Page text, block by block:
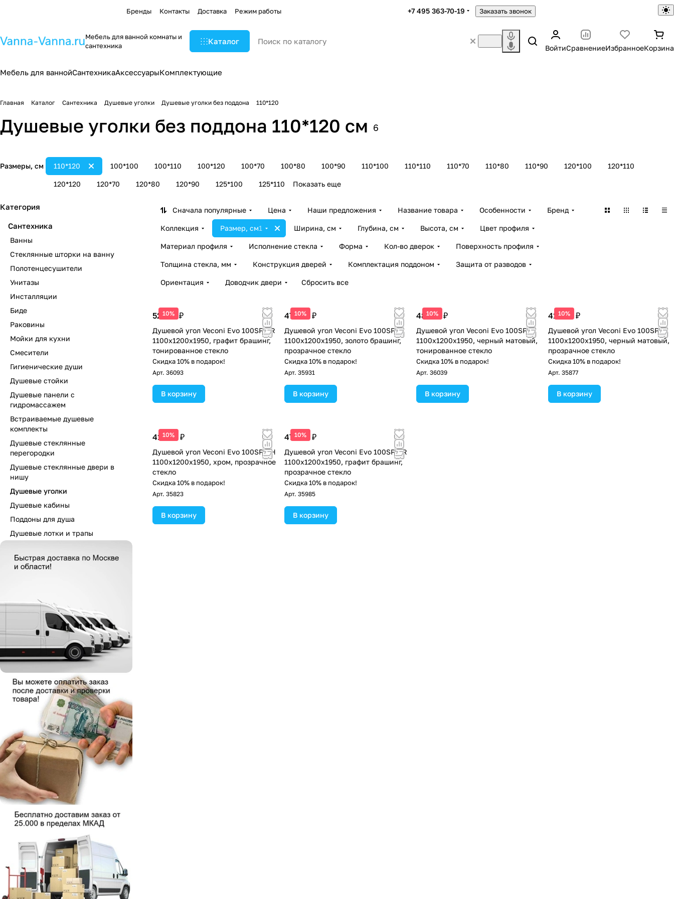
Бренды Контакты Доставка Режим работы +7 495 363-70-19 Заказать звонок
Мебель для ванной комнаты и
сантехника
Каталог
ВойтиСравнениеИзбранноеКорзина
Мебель для ваннойСантехникаАксессуарыКомплектующие
Главная Каталог Сантехника Душевые уголки Душевые уголки без поддона 110*120
Душевые уголки без поддона 110*120 см 6
Размеры, см 100*100 100*110 100*120 100*70 100*80 100*90 110*100 110*110
110*120 110*70 110*80 110*90 120*100 120*110
120*120 120*70 120*80 120*90 125*100 125*110 Показать еще
Сначала популярные Цена Наши предложения Название товара Особенности Бренд
Коллекция Размер, см1 Ширина, см Глубина, см Высота, см Цвет профиля
Материал профиля Исполнение стекла Форма Кол-во дверок Поверхность профиля
Толщина стекла, мм Конструкция дверей Комплектация поддоном Защита от разводов
Ориентация Доводчик двери Сбросить все
10%
52 671 ₽
Душевой угол Veconi Evo 100SP GR
1100х1200x1950, графит брашинг,
тонированное стекло
Скидка 10% в подарок!
Арт. 36093
В корзину
10%
47 146 ₽
Душевой угол Veconi Evo 100SP G
1100х1200x1950, золото брашинг,
прозрачное стекло
Скидка 10% в подарок!
Арт. 35931
В корзину
10%
48 715 ₽
Душевой угол Veconi Evo 100SP B
1100х1200x1950, черный матовый,
тонированное стекло
Скидка 10% в подарок!
Арт. 36039
В корзину
10%
41 653 ₽
Душевой угол Veconi Evo 100SP B
1100х1200x1950, черный матовый,
прозрачное стекло
Скидка 10% в подарок!
Арт. 35877
В корзину
10%
41 653 ₽
Душевой угол Veconi Evo 100SP CH
1100х1200x1950, хром, прозрачное
стекло
Скидка 10% в подарок!
Арт. 35823
В корзину
10%
47 146 ₽
Душевой угол Veconi Evo 100SP GR
1100х1200x1950, графит брашинг,
прозрачное стекло
Скидка 10% в подарок!
Арт. 35985
В корзину
Категория
Сантехника
Ванны
Стеклянные шторки на ванну
Полотенцесушители
Унитазы
Инсталляции
Биде
Раковины
Мойки для кухни
Смесители
Гигиенические души
Душевые стойки
Душевые панели с
гидромассажем
Встраиваемые душевые
комплекты
Душевые стеклянные
перегородки
Душевые стеклянные двери в
нишу
Душевые уголки
Душевые кабины
Поддоны для душа
Душевые лотки и трапы